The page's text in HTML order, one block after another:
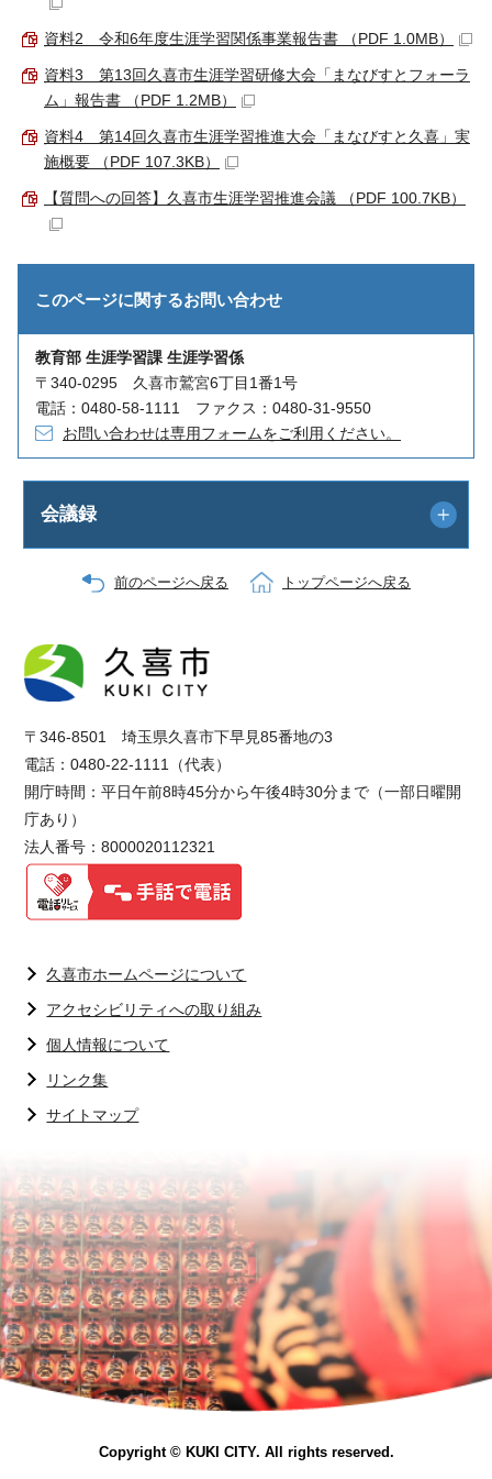
資料2 令和6年度生涯学習関係事業報告書 （PDF 1.0MB）
資料3 第13回久喜市生涯学習研修大会「まなびすとフォーラ
ム」報告書 （PDF 1.2MB）
資料4 第14回久喜市生涯学習推進大会「まなびすと久喜」実
施概要 （PDF 107.3KB）
【質問への回答】久喜市生涯学習推進会議 （PDF 100.7KB）
このページに関するお問い合わせ
教育部 生涯学習課 生涯学習係
〒340-0295 久喜市鷲宮6丁目1番1号
電話：0480-58-1111 ファクス：0480-31-9550
お問い合わせは専用フォームをご利用ください。
会議録
前のページへ戻る トップページへ戻る
〒346-8501 埼玉県久喜市下早見85番地の3
電話：0480-22-1111（代表）
開庁時間：平日午前8時45分から午後4時30分まで（一部日曜開
庁あり）
法人番号：8000020112321
久喜市ホームページについて
アクセシビリティへの取り組み
個人情報について
リンク集
サイトマップ
Copyright © KUKI CITY. All rights reserved.